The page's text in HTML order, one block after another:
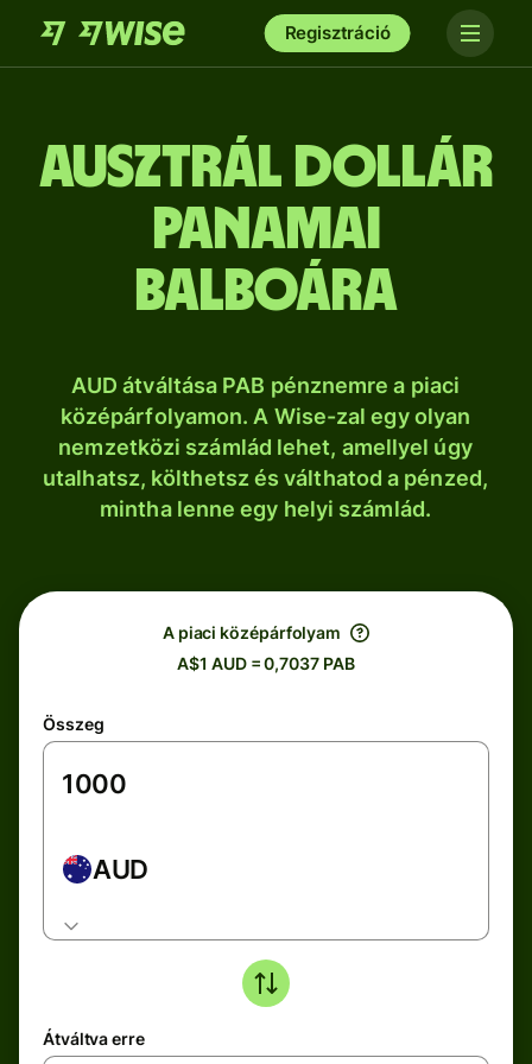
Regisztráció
ausztrál dollár
panamai
balboára
AUD átváltása PAB pénznemre a piaci
középárfolyamon. A Wise-zal egy olyan
nemzetközi számlád lehet, amellyel úgy
utalhatsz, költhetsz és válthatod a pénzed,
mintha lenne egy helyi számlád.
A piaci középárfolyam
A$1 AUD = 0,7037 PAB
Összeg
AUD
Átváltva erre